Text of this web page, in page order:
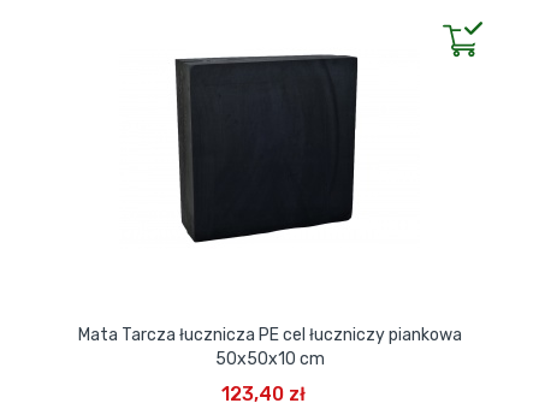
Mata Tarcza łucznicza PE cel łuczniczy piankowa
50x50x10 cm
123,40 zł